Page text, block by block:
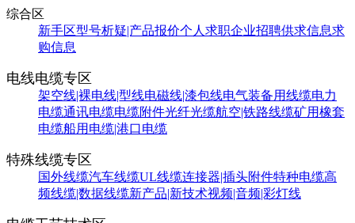
综合区
新手区型号析疑|产品报价个人求职企业招聘供求信息求
购信息
电线电缆专区
架空线|裸电线|型线电磁线|漆包线电气装备用线缆电力
电缆通讯电缆电缆附件光纤光缆航空|铁路线缆矿用橡套
电缆船用电缆|港口电缆
特殊线缆专区
国外线缆汽车线缆UL线缆连接器|插头附件特种电缆高
频线缆|数据线缆新产品|新技术视频|音频|彩灯线